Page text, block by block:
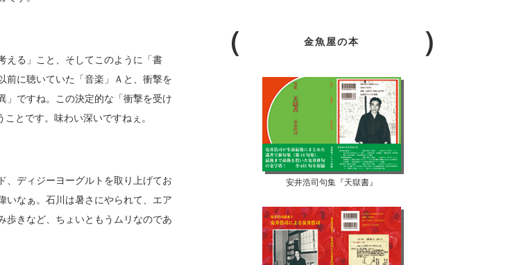
える」こと、そしてこのように「書
前に聴いていた「音楽」Ａと、衝撃を
」ですね。この決定的な「衝撃を受け
とです。味わい深いですねぇ。
、ディジーヨーグルトを取り上げてお
いなぁ。石川は暑さにやられて、エア
歩きなど、ちょいともうムリなのであ
金魚屋の本
安井浩司句集『天獄書』